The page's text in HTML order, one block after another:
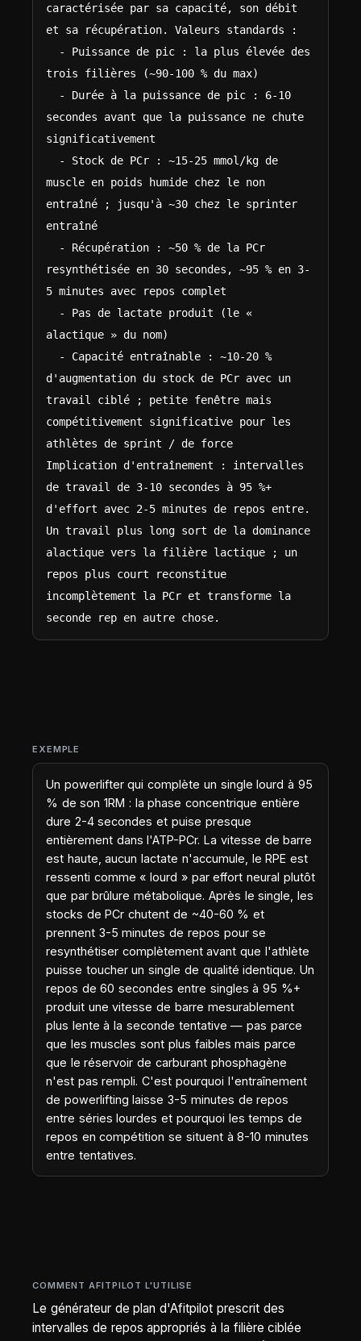
caractérisée par sa capacité, son débit
et sa récupération. Valeurs standards :
trois filières (~90-100 % du max)
secondes avant que la puissance ne chute
significativement
muscle en poids humide chez le non
entraîné ; jusqu'à ~30 chez le sprinter
entraîné
resynthétisée en 30 secondes, ~95 % en 3-
5 minutes avec repos complet
alactique » du nom)
d'augmentation du stock de PCr avec un
travail ciblé ; petite fenêtre mais
compétitivement significative pour les
athlètes de sprint / de force
Implication d'entraînement : intervalles
de travail de 3-10 secondes à 95 %+
d'effort avec 2-5 minutes de repos entre.
Un travail plus long sort de la dominance
alactique vers la filière lactique ; un
repos plus court reconstitue
incomplètement la PCr et transforme la
seconde rep en autre chose.
EXEMPLE
Un powerlifter qui complète un single lourd à 95
% de son 1RM : la phase concentrique entière
dure 2-4 secondes et puise presque
entièrement dans l'ATP-PCr. La vitesse de barre
est haute, aucun lactate n'accumule, le RPE est
ressenti comme « lourd » par effort neural plutôt
que par brûlure métabolique. Après le single, les
stocks de PCr chutent de ~40-60 % et
prennent 3-5 minutes de repos pour se
resynthétiser complètement avant que l'athlète
puisse toucher un single de qualité identique. Un
repos de 60 secondes entre singles à 95 %+
produit une vitesse de barre mesurablement
plus lente à la seconde tentative — pas parce
que les muscles sont plus faibles mais parce
que le réservoir de carburant phosphagène
n'est pas rempli. C'est pourquoi l'entraînement
de powerlifting laisse 3-5 minutes de repos
entre séries lourdes et pourquoi les temps de
repos en compétition se situent à 8-10 minutes
entre tentatives.
COMMENT AFITPILOT L'UTILISE
Le générateur de plan d'Afitpilot prescrit des
intervalles de repos appropriés à la filière ciblée